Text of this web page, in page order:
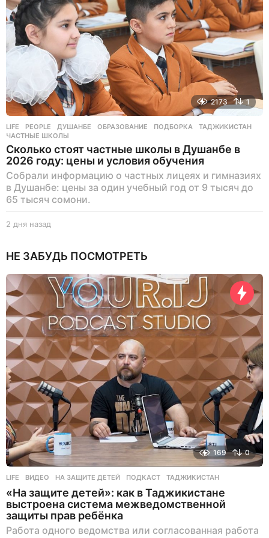
з
а
д
2173 1
LIFE ,PEOPLE ДУШАНБЕ ,ОБРАЗОВАНИЕ ,ПОДБОРКА ,ТАДЖИКИСТАН
ЧАСТНЫЕ ШКОЛЫ
Сколько стоят частные школы в Душанбе в
2026 году: цены и условия обучения
Собрали информацию о частных лицеях и гимназиях
в Душанбе: цены за один учебный год от 9 тысяч до
65 тысяч сомони.
2 дня назад
я
а
з
д
НЕ ЗАБУДЬ ПОСМОТРЕТЬ
169 0
LIFE ВИДЕО ,НА ЗАЩИТЕ ДЕТЕЙ ,ПОДКАСТ ,ТАДЖИКИСТАН
«На защите детей»: как в Таджикистане
выстроена система межведомственной
защиты прав ребёнка
Работа одного ведомства или согласованная работа